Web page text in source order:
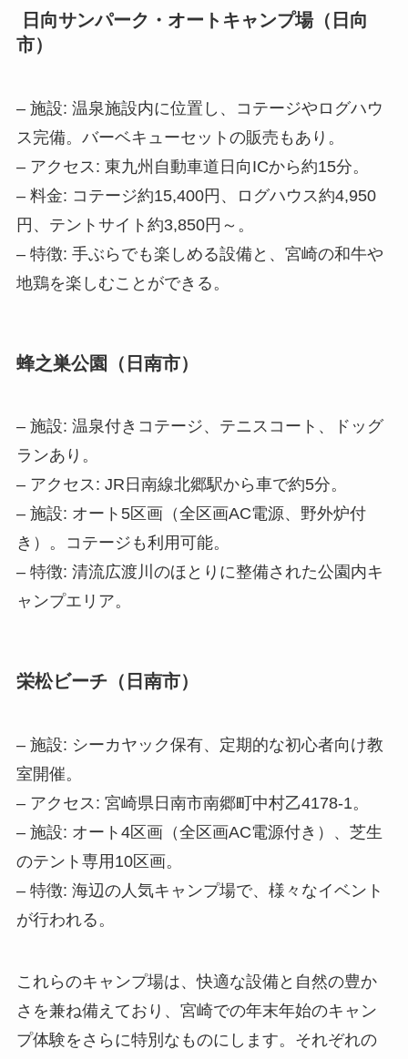
日向サンパーク・オートキャンプ場（日向
市）
– 施設: 温泉施設内に位置し、コテージやログハウ
ス完備。バーベキューセットの販売もあり。
– アクセス: 東九州自動車道日向ICから約15分。
– 料金: コテージ約15,400円、ログハウス約4,950
円、テントサイト約3,850円～。
– 特徴: 手ぶらでも楽しめる設備と、宮崎の和牛や
地鶏を楽しむことができる。
蜂之巣公園（日南市）
– 施設: 温泉付きコテージ、テニスコート、ドッグ
ランあり。
– アクセス: JR日南線北郷駅から車で約5分。
– 施設: オート5区画（全区画AC電源、野外炉付
き）。コテージも利用可能。
– 特徴: 清流広渡川のほとりに整備された公園内キ
ャンプエリア。
栄松ビーチ（日南市）
– 施設: シーカヤック保有、定期的な初心者向け教
室開催。
– アクセス: 宮崎県日南市南郷町中村乙4178-1。
– 施設: オート4区画（全区画AC電源付き）、芝生
のテント専用10区画。
– 特徴: 海辺の人気キャンプ場で、様々なイベント
が行われる。
これらのキャンプ場は、快適な設備と自然の豊か
さを兼ね備えており、宮崎での年末年始のキャン
プ体験をさらに特別なものにします。それぞれの